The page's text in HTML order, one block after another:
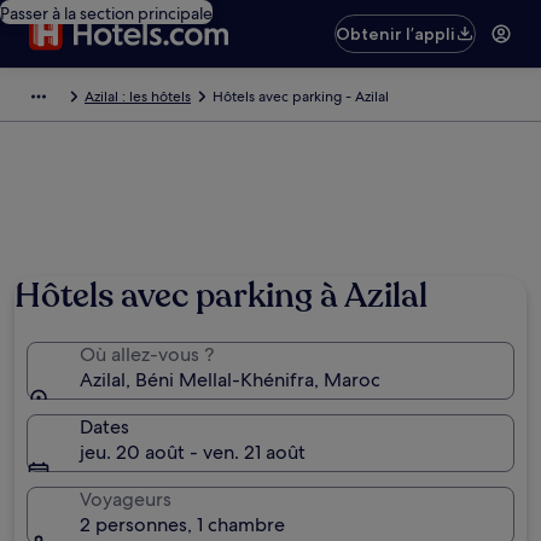
Passer à la section principale
Obtenir l’appli
Azilal : les hôtels Hôtels avec parking - Azilal
Hôtels avec parking à Azilal
Où allez-vous ?
Azilal, Béni Mellal-Khénifra, Maroc
Dates
jeu. 20 août - ven. 21 août
Voyageurs
2 personnes, 1 chambre